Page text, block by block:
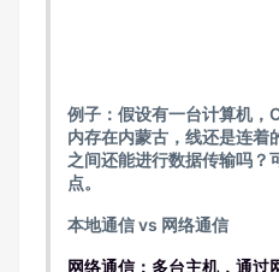
例子：假设有一台计算机，
内存在内蒙古，线还是连着
之间还能进行数据传输吗？
点。
本地通信 vs 网络通信
网络通信：多台主机，通过